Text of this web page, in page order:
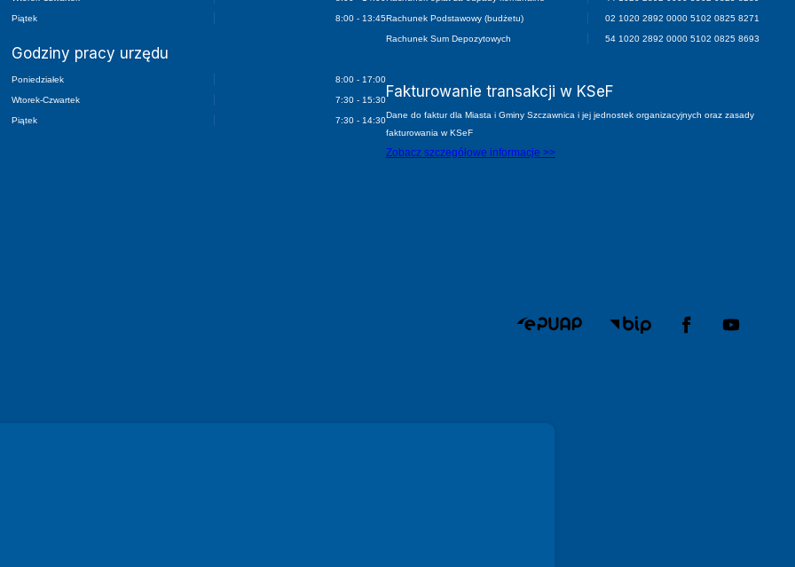
Poniedziałek 8:30 - 16:00
Piątek
Poniedziałek 8:00 - 17:00
7:30 - 14:30
Rachunek Dochodów 89 1020 2892 0000 5202 0825 8305
Rachunek opłat za odpady komunalne 44 1020 2892 0000 5502 0825 8289
Rachunek Sum Depozytowych
Fakturowanie transakcji w KSeF
Dane do faktur dla Miasta i Gminy Szczawnica i jej jednostek organizacyjnych oraz zasady